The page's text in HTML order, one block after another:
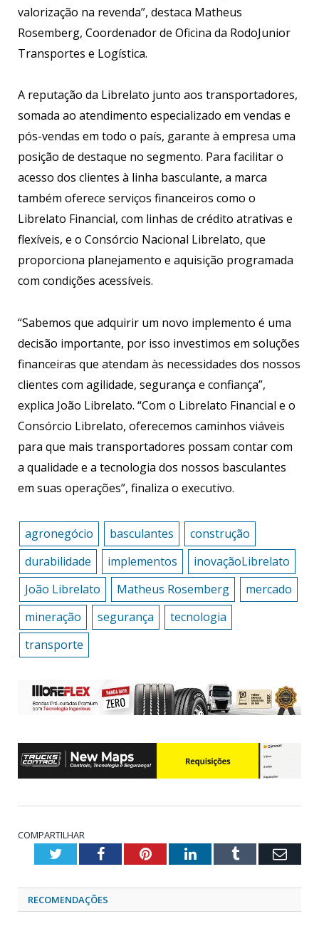
valorização na revenda”, destaca Matheus
Rosemberg, Coordenador de Oficina da RodoJunior
Transportes e Logística.
A reputação da Librelato junto aos transportadores,
somada ao atendimento especializado em vendas e
pós-vendas em todo o país, garante à empresa uma
posição de destaque no segmento. Para facilitar o
acesso dos clientes à linha basculante, a marca
também oferece serviços financeiros como o
Librelato Financial, com linhas de crédito atrativas e
flexíveis, e o Consórcio Nacional Librelato, que
proporciona planejamento e aquisição programada
com condições acessíveis.
“Sabemos que adquirir um novo implemento é uma
decisão importante, por isso investimos em soluções
financeiras que atendam às necessidades dos nossos
clientes com agilidade, segurança e confiança”,
explica João Librelato. “Com o Librelato Financial e o
Consórcio Librelato, oferecemos caminhos viáveis
para que mais transportadores possam contar com
a qualidade e a tecnologia dos nossos basculantes
em suas operações”, finaliza o executivo.
agronegócio basculantes
construção
durabilidade
implementos
inovaçãoLibrelato
João Librelato
Matheus Rosemberg
mercado
mineração
segurança
tecnologia
transporte
COMPARTILHAR
TwitterFacebookPinterestLinkedInTumblr
RECOMENDAÇÕES